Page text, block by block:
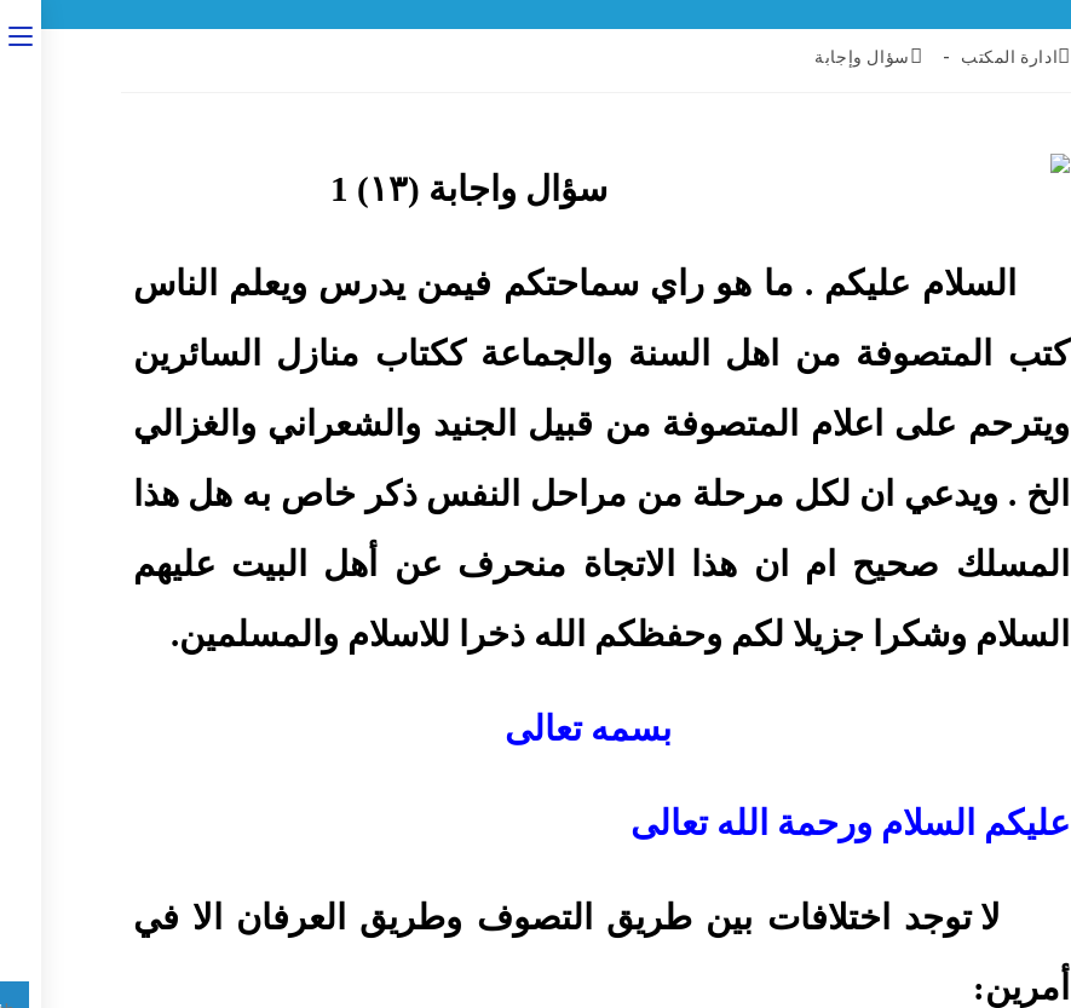
ادارة المكتب سؤال وإجابة
السلام عليكم . ما هو راي سماحتكم فيمن يدرس ويعلم الناس
كتب المتصوفة من اهل السنة والجماعة ككتاب منازل السائرين
ويترحم على اعلام المتصوفة من قبيل الجنيد والشعراني والغزالي
الخ . ويدعي ان لكل مرحلة من مراحل النفس ذكر خاص به هل هذا
المسلك صحيح ام ان هذا الاتجاة منحرف عن أهل البيت عليهم
السلام وشكرا جزيلا لكم وحفظكم الله ذخرا للاسلام والمسلمين.
بسمه تعالى
عليكم السلام ورحمة الله تعالى
لا توجد اختلافات بين طريق التصوف وطريق العرفان الا في
أمرين: